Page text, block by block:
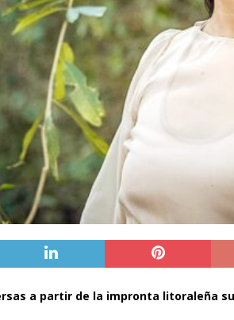
a partir de la impronta litoraleña